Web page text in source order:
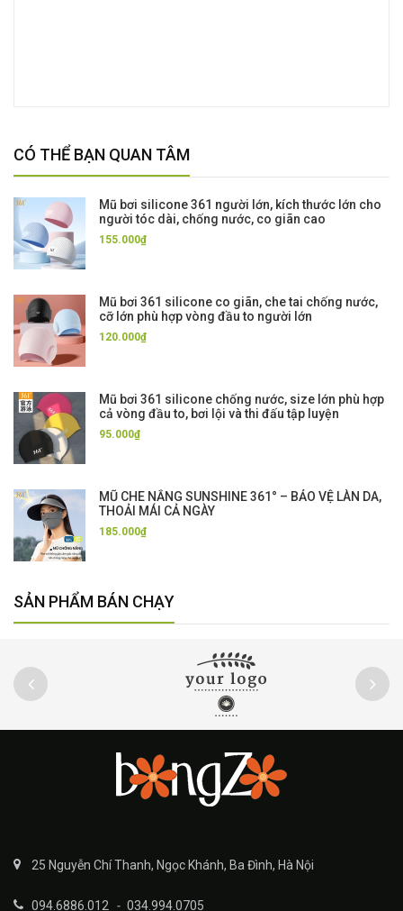
CÓ THỂ BẠN QUAN TÂM
Mũ bơi silicone 361 người lớn, kích thước lớn cho
người tóc dài, chống nước, co giãn cao
155.000₫
Mũ bơi 361 silicone co giãn, che tai chống nước,
cỡ lớn phù hợp vòng đầu to người lớn
120.000₫
Mũ bơi 361 silicone chống nước, size lớn phù hợp
cả vòng đầu to, bơi lội và thi đấu tập luyện
95.000₫
MŨ CHE NẮNG SUNSHINE 361° – BẢO VỆ LÀN DA,
THOẢI MÁI CẢ NGÀY
185.000₫
SẢN PHẨM BÁN CHẠY
25 Nguyễn Chí Thanh, Ngọc Khánh, Ba Đình, Hà Nội
094.6886.012 - 034.994.0705